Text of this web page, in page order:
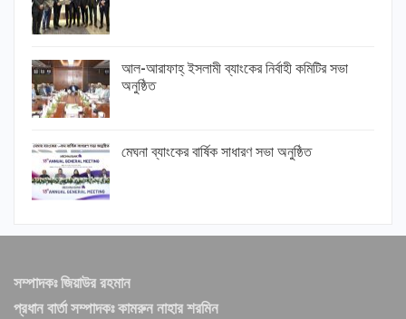
আল-আরাফাহ্ ইসলামী ব্যাংকের নির্বাহী কমিটির সভা
অনুষ্ঠিত
মেঘনা ব্যাংকের বার্ষিক সাধারণ সভা অনুষ্ঠিত
সম্পাদকঃ জিয়াউর রহমান
প্রধান বার্তা সম্পাদকঃ কামরুন নাহার শরমিন